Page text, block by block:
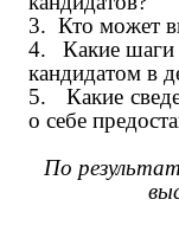
3. Кто может
4.
Какие
кандидатом в
5.
Какие
о себе
По